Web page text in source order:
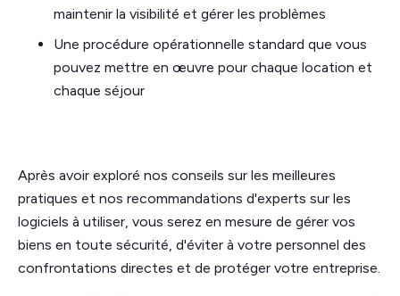
maintenir la visibilité et gérer les problèmes
Une procédure opérationnelle standard que vous
pouvez mettre en œuvre pour chaque location et
chaque séjour
Après avoir exploré nos conseils sur les meilleures
pratiques et nos recommandations d'experts sur les
logiciels à utiliser, vous serez en mesure de gérer vos
biens en toute sécurité, d'éviter à votre personnel des
confrontations directes et de protéger votre entreprise.